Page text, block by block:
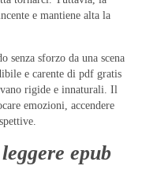
e mantiene alta la
senza sforzo da una scena
e carente di pdf gratis
rigide e innaturali. Il
emozioni, accendere
epub